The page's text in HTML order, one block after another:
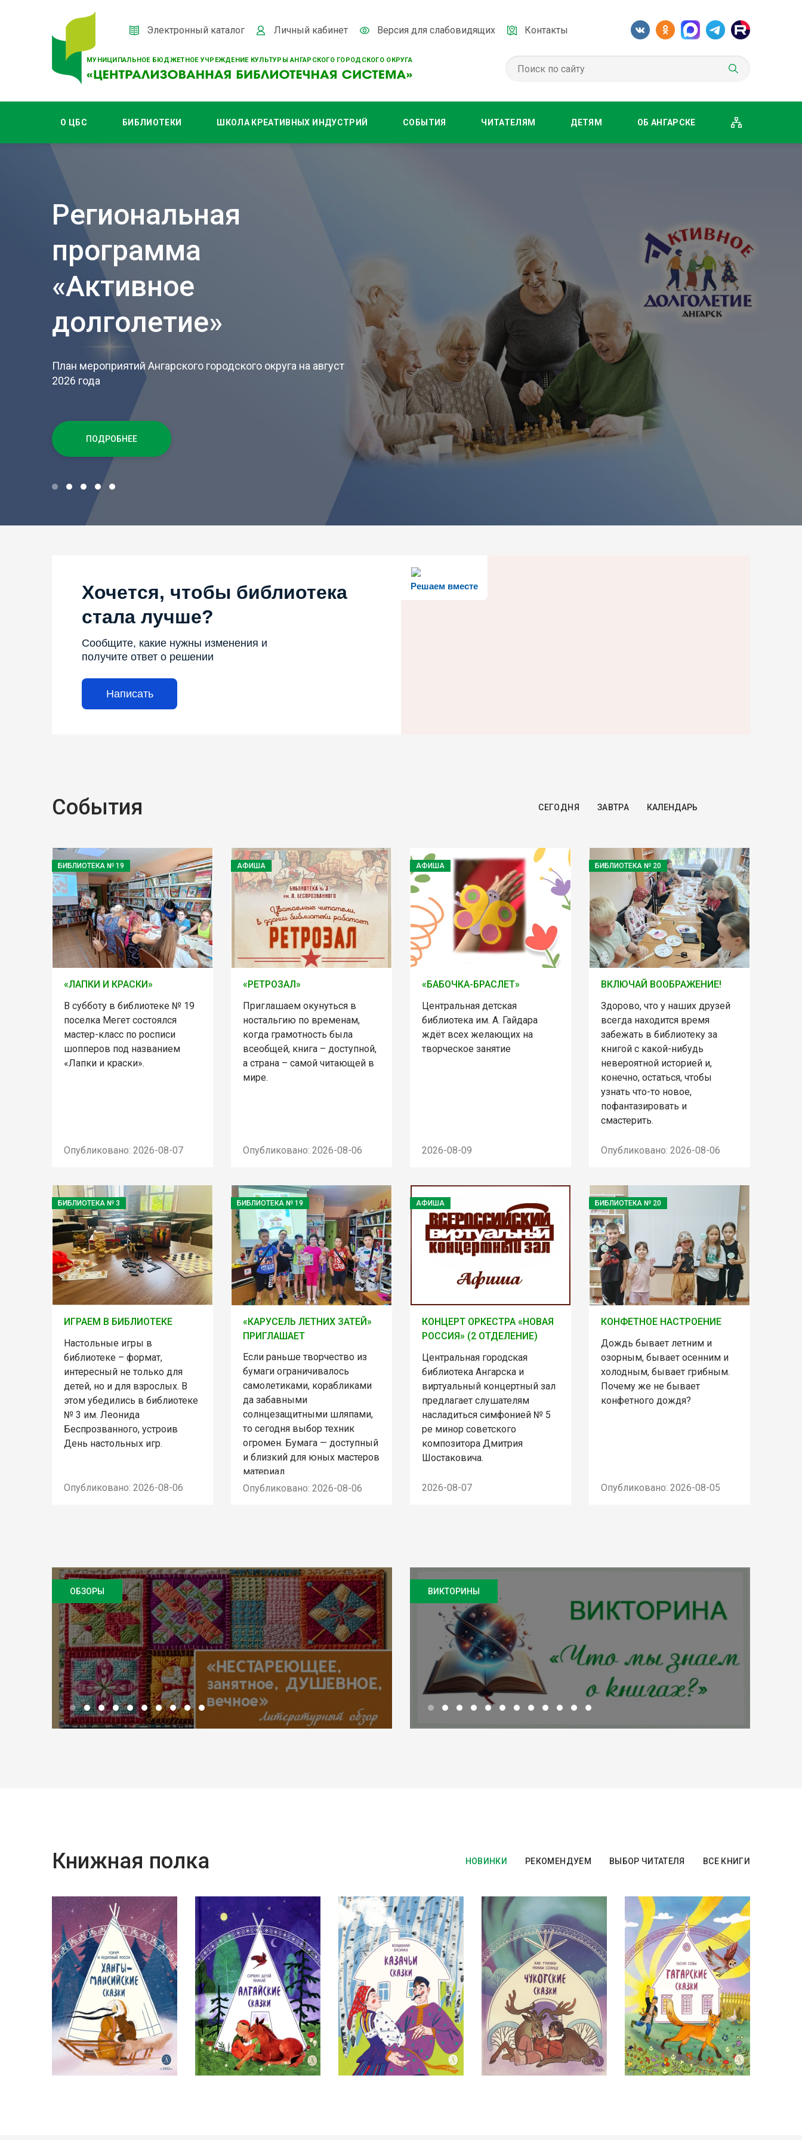
МУНИЦИПАЛЬНОЕ БЮДЖЕТНОЕ УЧРЕЖДЕНИЕ КУЛЬТУРЫ АНГАРСКОГО ГОРОДСКОГО ОКРУГА
Электронный каталог Личный кабинет Версия для слабовидящих Контакты
О ЦБС БИБЛИОТЕКИ ШКОЛА КРЕАТИВНЫХ ИНДУСТРИЙ СОБЫТИЯ ЧИТАТЕЛЯМ ДЕТЯМ ОБ АНГАРСКЕ
Региональная
программа
«Активное
долголетие»
План мероприятий Ангарского городского округа на август
2026 года
ПОДРОБНЕЕ
Решаем вместе
Хочется, чтобы библиотека
стала лучше?
Сообщите, какие нужны изменения и
получите ответ о решении
Написать
События СЕГОДНЯ ЗАВТРА
БИБЛИОТЕКА № 19
«ЛАПКИ И КРАСКИ»
В субботу в библиотеке № 19
поселка Мегет состоялся
мастер-класс по росписи
шопперов под названием
«Лапки и краски».
Опубликовано: 2026-08-07
АФИША
«РЕТРОЗАЛ»
Приглашаем окунуться в
ностальгию по временам,
когда грамотность была
всеобщей, книга – доступной,
а страна – самой читающей в
мире.
Опубликовано: 2026-08-06
АФИША
«БАБОЧКА-БРАСЛЕТ»
Центральная детская
библиотека им. А. Гайдара
ждёт всех желающих на
творческое занятие
2026-08-09
БИБЛИОТЕКА № 20
ВКЛЮЧАЙ ВООБРАЖЕНИЕ!
Здорово, что у наших друзей
всегда находится время
забежать в библиотеку за
книгой с какой-нибудь
невероятной историей и,
конечно, остаться, чтобы
узнать что-то новое,
пофантазировать и
смастерить.
Опубликовано: 2026-08-06
БИБЛИОТЕКА № 3
ИГРАЕМ В БИБЛИОТЕКЕ
Настольные игры в
библиотеке – формат,
интересный не только для
детей, но и для взрослых. В
этом убедились в библиотеке
№ 3 им. Леонида
Беспрозванного, устроив
День настольных игр.
Опубликовано: 2026-08-06
БИБЛИОТЕКА № 19
«КАРУСЕЛЬ ЛЕТНИХ ЗАТЕЙ»
ПРИГЛАШАЕТ
Если раньше творчество из
бумаги ограничивалось
самолетиками, корабликами
да забавными
солнцезащитными шляпами,
то сегодня выбор техник
огромен. Бумага — доступный
и близкий для юных мастеров
материал
Опубликовано: 2026-08-06
АФИША
КОНЦЕРТ ОРКЕСТРА «НОВАЯ
РОССИЯ» (2 ОТДЕЛЕНИЕ)
Центральная городская
библиотека Ангарска и
виртуальный концертный зал
предлагает слушателям
насладиться симфонией № 5
ре минор советского
композитора Дмитрия
Шостаковича.
2026-08-07
БИБЛИОТЕКА № 20
КОНФЕТНОЕ НАСТРОЕНИЕ
Дождь бывает летним и
озорным, бывает осенним и
холодным, бывает грибным.
Почему же не бывает
конфетного дождя?
Опубликовано: 2026-08-05
ОБЗОРЫ ВИКТОРИНЫ
Книжная полка НОВИНКИ РЕКОМЕНДУЕМ ВЫБОР ЧИТАТЕЛЯ ВСЕ КНИГИ